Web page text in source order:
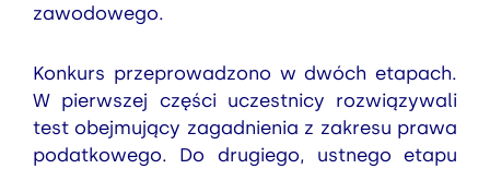
zawodowego.
Konkurs przeprowadzono w dwóch etapach.
W pierwszej części uczestnicy rozwiązywali
test obejmujący zagadnienia z zakresu prawa
podatkowego. Do drugiego, ustnego etapu